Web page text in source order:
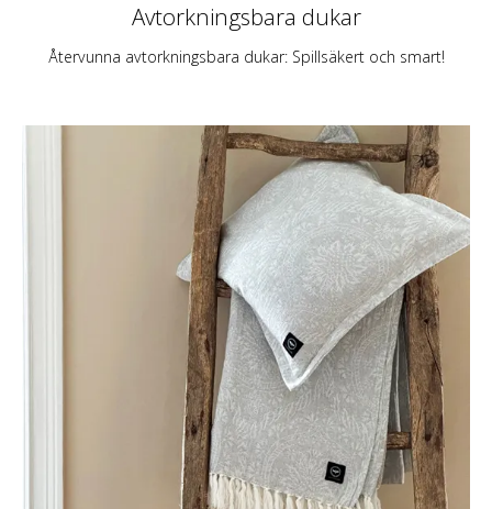
Avtorkningsbara dukar
Återvunna avtorkningsbara dukar: Spillsäkert och smart!